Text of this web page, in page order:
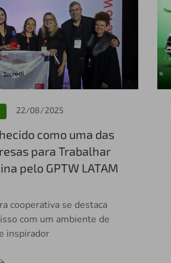
22/08/2025
como uma das
para Trabalhar
pelo GPTW LATAM
cooperativa se destaca
com um ambiente de
inspirador